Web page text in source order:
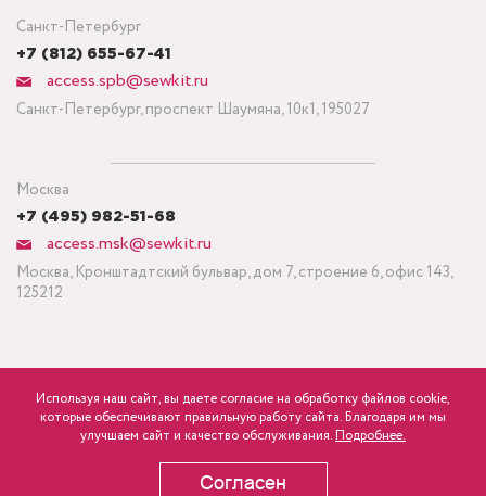
р. розница Минимальный заказ ткани от 3 метров
В КОРЗИНУ
Санкт-Петербург
+7 (812) 655-67-41
access.spb@sewkit.ru
Санкт-Петербург, проспект Шаумяна, 10к1, 195027
Москва
+7 (495) 982-51-68
access.msk@sewkit.ru
Москва, Кронштадтский бульвар, дом 7, строение 6, офис 143,
125212
Политика конфиденциальности
ПОДПИСАТЬСЯ НА НОВОСТИ
Используя наш сайт, вы даете согласие на обработку файлов cookie,
которые обеспечивают правильную работу сайта. Благодаря им мы
улучшаем сайт и качество обслуживания. Подробнее.
Согласен